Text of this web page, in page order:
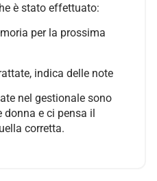
è stato effettuato:
per la prossima
indica delle note
nel gestionale sono
e ci pensa il
corretta.